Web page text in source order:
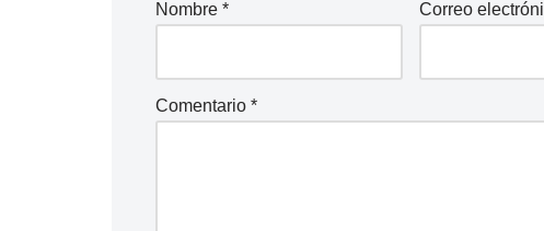
Nombre * Correo
Comentario *